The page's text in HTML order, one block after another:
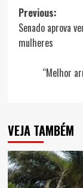
Post
Previous:
Senado aprova
mulheres
“Melhor
VEJA TAMBÉM